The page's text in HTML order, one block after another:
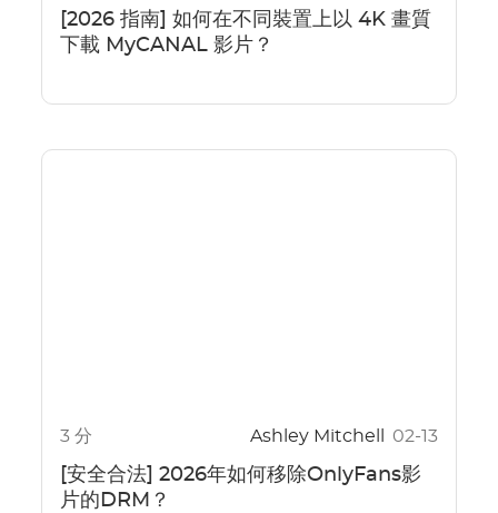
[2026 指南] 如何在不同裝置上以 4K 畫質
下載 MyCANAL 影片？
3 分 Ashley Mitchell 02-13
[安全合法] 2026年如何移除OnlyFans影
片的DRM？